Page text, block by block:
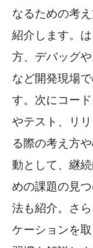
なるための考
紹介します。
方、デバッグ
など開発現場
す。次にコー
やテスト、リ
る際の考え方
動として、継
めの課題の見
法も紹介。さ
ケーションを